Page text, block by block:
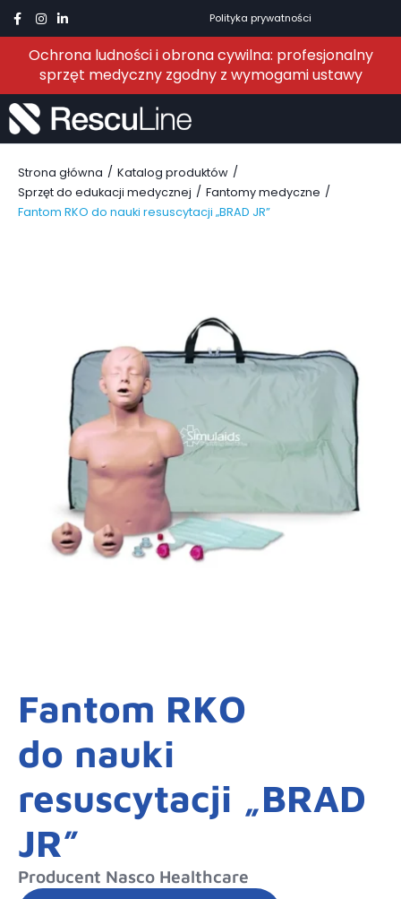
Polityka prywatności
Ochrona ludności i obrona cywilna: profesjonalny
sprzęt medyczny zgodny z wymogami ustawy
Strona główna / Katalog produktów /
Sprzęt do edukacji medycznej / Fantomy medyczne /
Fantom RKO do nauki resuscytacji „BRAD JR”
Fantom RKO
do nauki
resuscytacji „BRAD
JR”
Producent Nasco Healthcare